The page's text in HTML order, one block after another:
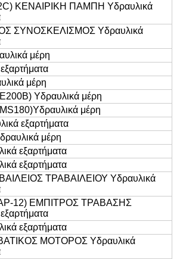
ΚΕΝΑΙΡΙΚΗ ΠΑΜΠΗ Υδραυλικά
ΣΥΝΟΣΚΕΛΙΣΜΟΣ Υδραυλικά
μέρη
μέρη
Υδραυλικά μέρη
μέρη
εξαρτήματα
μέρη
εξαρτήματα
εξαρτήματα
ΤΡΑΒΑΙΛΕΙΟΥ Υδραυλικά
12) ΕΜΠΙΤΡΟΣ ΤΡΑΒΑΣΗΣ
εξαρτήματα
ΜΟΤΟΡΟΣ Υδραυλικά